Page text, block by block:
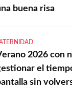
buena risa
2026 con
el
sin